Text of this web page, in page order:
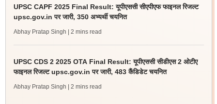
UPSC CAPF 2025 Final Result: यूपीएससी सीएपीएफ फाइनल रिजल्ट
upsc.gov.in पर जारी, 350 अभ्यर्थी चयनित
Abhay Pratap Singh | 2 mins read
UPSC CDS 2 2025 OTA Final Result: यूपीएससी सीडीएस 2 ओटीए
फाइनल रिजल्ट upsc.gov.in पर जारी, 483 कैंडिडेट चयनित
Abhay Pratap Singh | 2 mins read